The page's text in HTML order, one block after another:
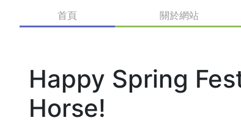
首頁 關於網站
Happy Spring
Horse!